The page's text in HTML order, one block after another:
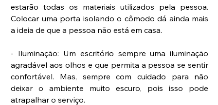
estarão todas os materiais utilizados pela pessoa.
Colocar uma porta isolando o cômodo dá ainda mais
a ideia de que a pessoa não está em casa.
- Iluminação: Um escritório sempre uma iluminação
agradável aos olhos e que permita a pessoa se sentir
confortável. Mas, sempre com cuidado para não
deixar o ambiente muito escuro, pois isso pode
atrapalhar o serviço.